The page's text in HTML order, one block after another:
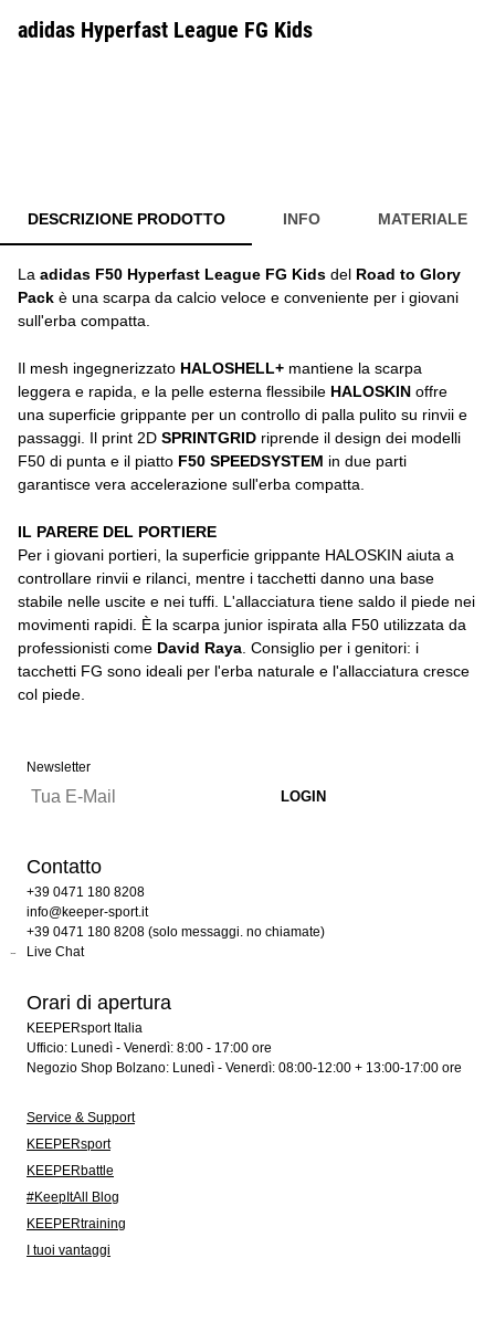
adidas Hyperfast League FG Kids
DESCRIZIONE PRODOTTO INFO MATERIALE
La adidas F50 Hyperfast League FG Kids del Road to Glory
Pack è una scarpa da calcio veloce e conveniente per i giovani
sull'erba compatta.
Il mesh ingegnerizzato HALOSHELL+ mantiene la scarpa
leggera e rapida, e la pelle esterna flessibile HALOSKIN offre
una superficie grippante per un controllo di palla pulito su rinvii e
passaggi. Il print 2D SPRINTGRID riprende il design dei modelli
F50 di punta e il piatto F50 SPEEDSYSTEM in due parti
garantisce vera accelerazione sull'erba compatta.
IL PARERE DEL PORTIERE
Per i giovani portieri, la superficie grippante HALOSKIN aiuta a
controllare rinvii e rilanci, mentre i tacchetti danno una base
stabile nelle uscite e nei tuffi. L'allacciatura tiene saldo il piede nei
movimenti rapidi. È la scarpa junior ispirata alla F50 utilizzata da
professionisti come David Raya . Consiglio per i genitori: i
tacchetti FG sono ideali per l'erba naturale e l'allacciatura cresce
col piede.
Newsletter
Contatto
+39 0471 180 8208
info@keeper-sport.it
+39 0471 180 8208 (solo messaggi. no chiamate)
Live Chat
Orari di apertura
KEEPERsport Italia
Ufficio: Lunedì - Venerdì: 8:00 - 17:00 ore
Negozio Shop Bolzano: Lunedì - Venerdì: 08:00-12:00 + 13:00-17:00 ore
Service & Support
KEEPERsport
KEEPERbattle
#KeepItAll Blog
KEEPERtraining
I tuoi vantaggi